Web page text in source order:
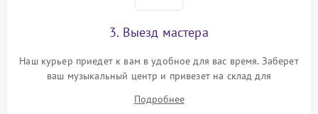
3. Выезд мастера
Наш курьер приедет к вам в удобное для вас время. Заберет
ваш музыкальный центр и привезет на склад для
Подробнее